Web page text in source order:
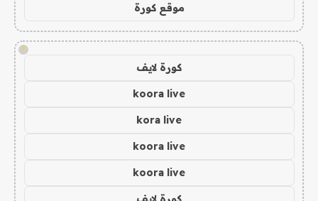
موقع كورة
!
كورة لايف
koora live
kora live
koora live
koora live